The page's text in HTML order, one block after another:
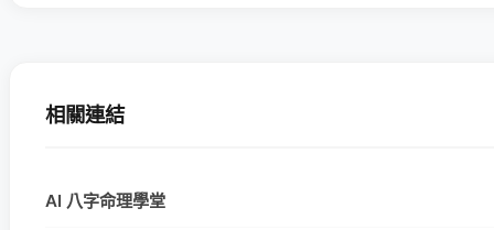
相關連結
AI 八字命理學堂